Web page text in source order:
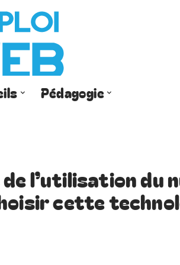
Pédagogie
l’utilisation du
cette